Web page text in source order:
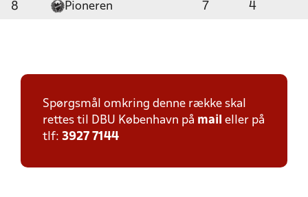
8 Pioneren 7 4
Spørgsmål omkring denne række skal
rettes til DBU København på mail eller på
tlf: 3927 7144